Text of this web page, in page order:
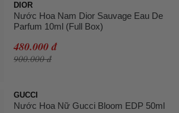
DIOR
Nước Hoa Nam Dior Sauvage Eau De
Parfum 10ml (Full Box)
480.000 đ
900.000 đ
GUCCI
Nước Hoa Nữ Gucci Bloom EDP 50ml